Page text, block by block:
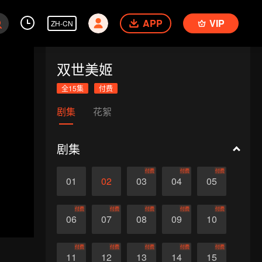
ZH-CN APP VIP
双世美姬
全15集 付费
剧集 花絮
剧集
01 02 03
付费
04
付费
05
付费
06
付费
07
付费
08
付费
09
付费
10
付费
11
付费
12
付费
13
付费
14
付费
15
付费